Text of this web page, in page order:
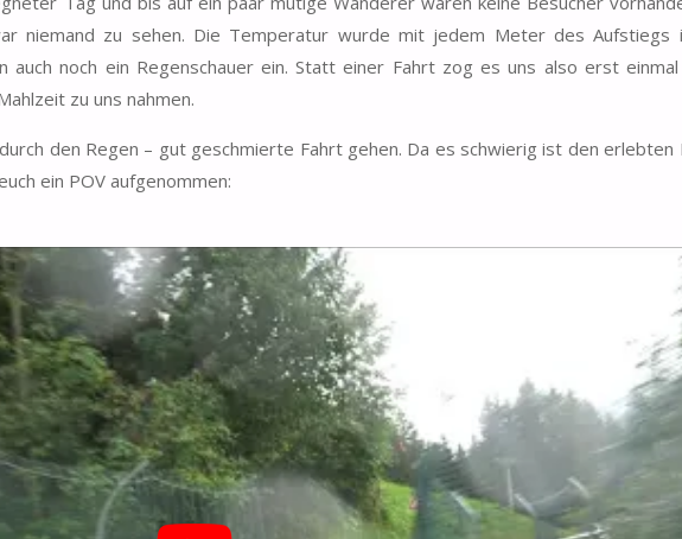
niemand zu sehen. Die Temperatur wurde mit jedem Meter des Aufstiegs
auch noch ein Regenschauer ein. Statt einer Fahrt zog es uns also erst
zu uns nahmen.
den Regen – gut geschmierte Fahrt gehen. Da es schwierig ist den erlebten
ein POV aufgenommen: